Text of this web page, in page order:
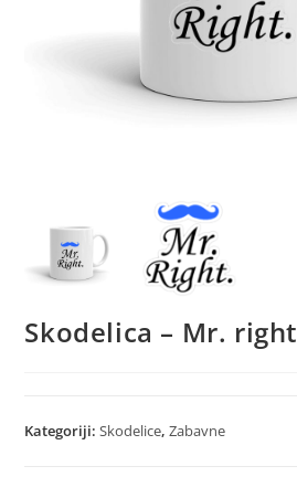
Skodelica – Mr. right
Kategoriji:Skodelice,Zabavne